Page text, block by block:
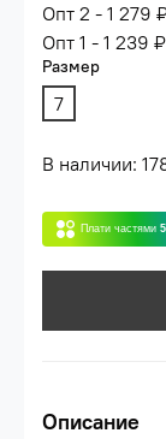
Опт 2 - 1 279
Опт 1 - 1 239 ₽
Размер
7
В наличии:
Плати частями
Описание